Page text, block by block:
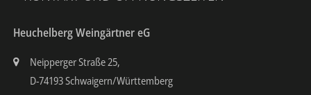
Heuchelberg Weingärtner eG
Neipperger Straße 25,
D-74193 Schwaigern/Württemberg